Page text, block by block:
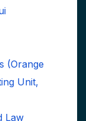
(Orange
Unit,
Law